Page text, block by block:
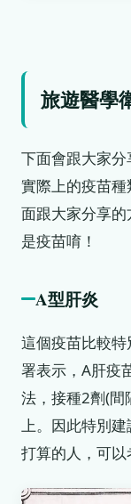
旅遊醫學
下面會跟大家分
實際上的疫苗
面跟大家分享
是疫苗唷！
A型肝炎
這個疫苗比較
署表示，A肝疫
法，接種2劑(間
上。因此特別
打算的人，可以